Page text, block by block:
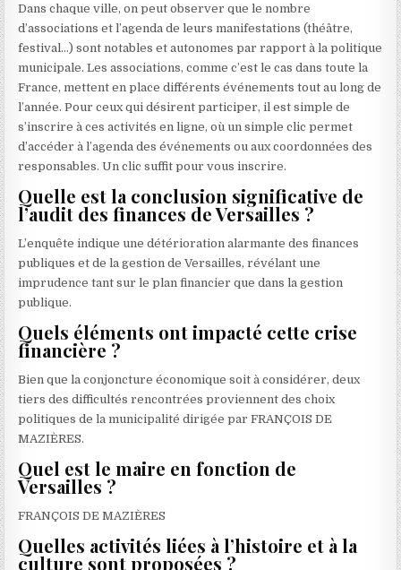
Dans chaque ville, on peut observer que le nombre
d’associations et l’agenda de leurs manifestations (théâtre,
festival…) sont notables et autonomes par rapport à la politique
municipale. Les associations, comme c’est le cas dans toute la
France, mettent en place différents événements tout au long de
l’année. Pour ceux qui désirent participer, il est simple de
s’inscrire à ces activités en ligne, où un simple clic permet
d’accéder à l’agenda des événements ou aux coordonnées des
responsables. Un clic suffit pour vous inscrire.
Quelle est la conclusion significative de
l’audit des finances de Versailles ?
L’enquête indique une détérioration alarmante des finances
publiques et de la gestion de Versailles, révélant une
imprudence tant sur le plan financier que dans la gestion
publique.
Quels éléments ont impacté cette crise
financière ?
Bien que la conjoncture économique soit à considérer, deux
tiers des difficultés rencontrées proviennent des choix
politiques de la municipalité dirigée par FRANÇOIS DE
MAZIÈRES.
Quel est le maire en fonction de
Versailles ?
FRANÇOIS DE MAZIÈRES
Quelles activités liées à l’histoire et à la
culture sont proposées ?